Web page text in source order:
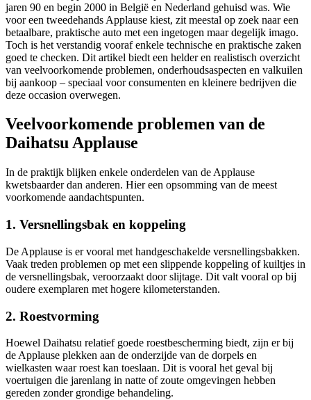
jaren 90 en begin 2000 in België en Nederland gehuisd was. Wie
voor een tweedehands Applause kiest, zit meestal op zoek naar een
betaalbare, praktische auto met een ingetogen maar degelijk imago.
Toch is het verstandig vooraf enkele technische en praktische zaken
goed te checken. Dit artikel biedt een helder en realistisch overzicht
van veelvoorkomende problemen, onderhoudsaspecten en valkuilen
bij aankoop – speciaal voor consumenten en kleinere bedrijven die
deze occasion overwegen.
Veelvoorkomende problemen van de
Daihatsu Applause
In de praktijk blijken enkele onderdelen van de Applause
kwetsbaarder dan anderen. Hier een opsomming van de meest
voorkomende aandachtspunten.
1. Versnellingsbak en koppeling
De Applause is er vooral met handgeschakelde versnellingsbakken.
Vaak treden problemen op met een slippende koppeling of kuiltjes in
de versnellingsbak, veroorzaakt door slijtage. Dit valt vooral op bij
oudere exemplaren met hogere kilometerstanden.
2. Roestvorming
Hoewel Daihatsu relatief goede roestbescherming biedt, zijn er bij
de Applause plekken aan de onderzijde van de dorpels en
wielkasten waar roest kan toeslaan. Dit is vooral het geval bij
voertuigen die jarenlang in natte of zoute omgevingen hebben
gereden zonder grondige behandeling.